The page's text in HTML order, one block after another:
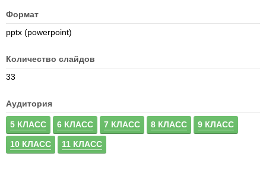
Формат
pptx (powerpoint)
Количество слайдов
33
Аудитория
5 КЛАСС 6 КЛАСС 7 КЛАСС 8 КЛАСС 9 КЛАСС
10 КЛАСС 11 КЛАСС